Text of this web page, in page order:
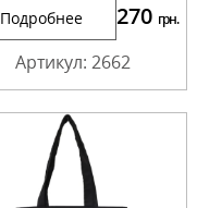
Подробнее 270 грн.
Артикул: 2662